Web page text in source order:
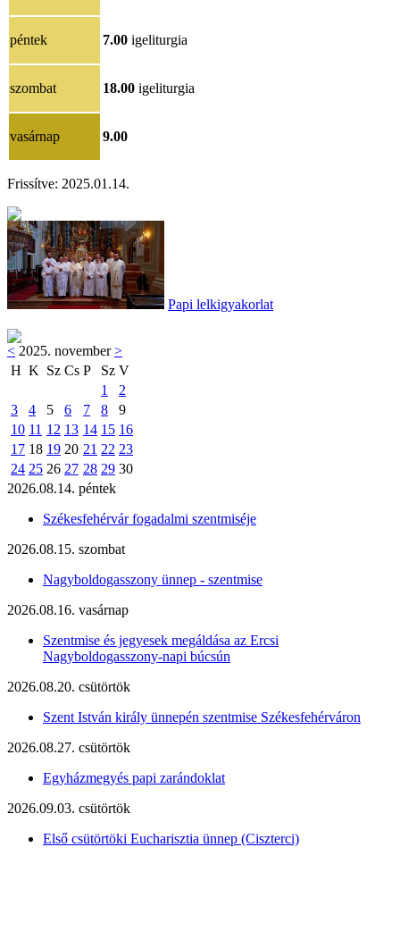
péntek 7.00 igeliturgia
szombat 18.00 igeliturgia
vasárnap 9.00
Frissítve: 2025.01.14.
Papi lelkigyakorlat
< 2025. november>
H K Sz Cs P Sz V
1
2
3
4 5 6 7 8
9
10 11 12 13 14 15 16
17 18 19 20 21 22 23
24 25 26 27 28 29 30
2026.08.14. péntek
Székesfehérvár fogadalmi szentmiséje
2026.08.15. szombat
Nagyboldogasszony ünnep - szentmise
2026.08.16. vasárnap
Szentmise és jegyesek megáldása az Ercsi
Nagyboldogasszony-napi búcsún
2026.08.20. csütörtök
Szent István király ünnepén szentmise Székesfehérváron
2026.08.27. csütörtök
Egyházmegyés papi zarándoklat
2026.09.03. csütörtök
Első csütörtöki Eucharisztia ünnep (Ciszterci)